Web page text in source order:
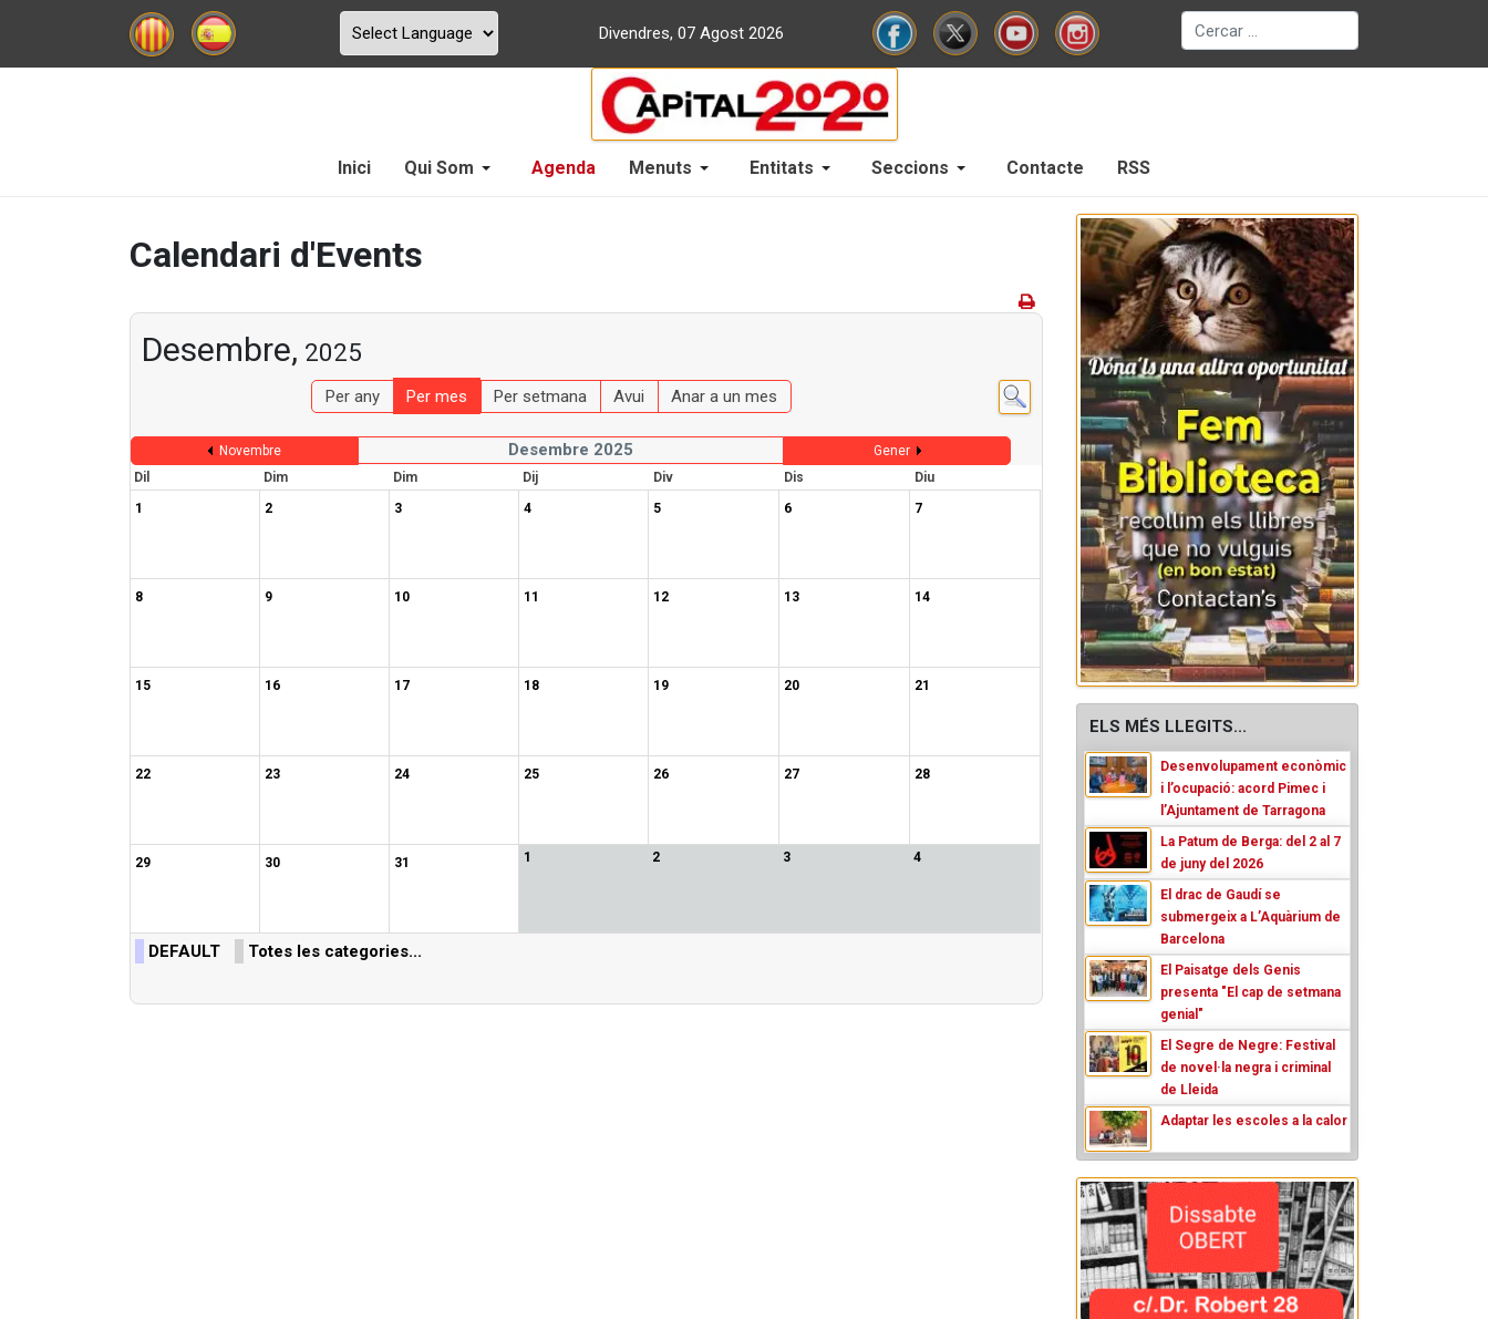
Divendres, 07 Agost 2026
Cerca
Inici Qui Som Agenda Menuts Entitats Seccions Contacte RSS
Calendari d'Events
Desembre, 2025
Per any Per mes Per setmana Avui Anar a un mes
Novembre Desembre 2025
Gener
Dil
Dim Dim Dij Div Dis
Diu
1
2 3 4 5 6 7
8 9 10 11 12 13 14
15 16 17 18 19 20 21
22 23 24 25 26 27 28
29 30 31 1 2 3 4
DEFAULT Totes les categories...
ELS MÉS LLEGITS...
Desenvolupament econòmic
i l’ocupació: acord Pimec i
l’Ajuntament de Tarragona
La Patum de Berga: del 2 al 7
de juny del 2026
El drac de Gaudí se
submergeix a L’Aquàrium de
Barcelona
El Paisatge dels Genis
presenta "El cap de setmana
genial"
El Segre de Negre: Festival
de novel·la negra i criminal
de Lleida
Adaptar les escoles a la calor